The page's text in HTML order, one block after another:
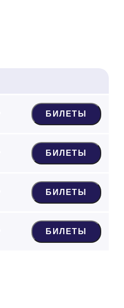
БИЛЕТЫ
БИЛЕТЫ
БИЛЕТЫ
БИЛЕТЫ